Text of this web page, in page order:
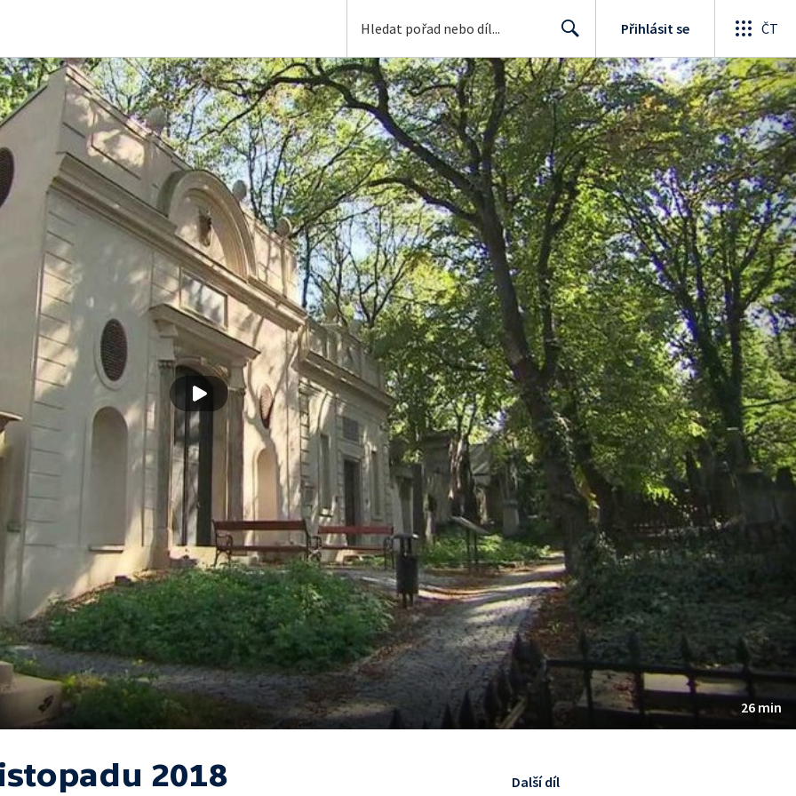
Search
Přihlásit se ČT
26 min
2018 Další díl